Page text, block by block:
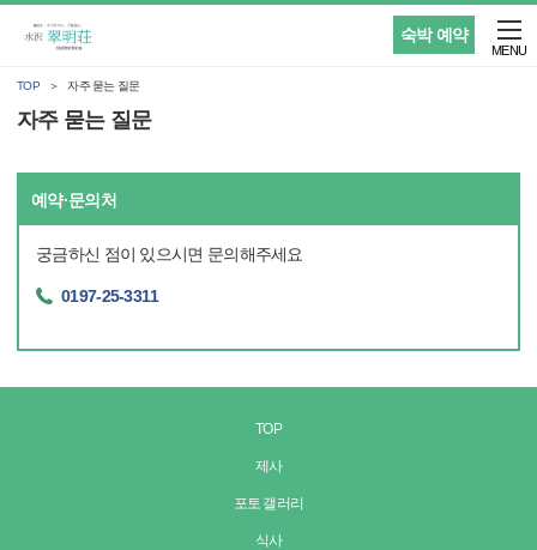
숙박 예약
MENU
TOP 자주 묻는 질문
자주 묻는 질문
예약·문의처
궁금하신 점이 있으시면 문의해주세요
0197-25-3311
TOP
제사
포토 갤러리
식사